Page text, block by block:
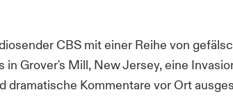
CBS mit einer Reihe von
in Grover's Mill, New Jersey, eine
Kommentare vor Ort